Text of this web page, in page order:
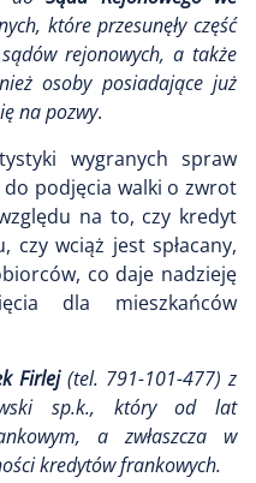
które przesunęły część
rejonowych, a także
osoby posiadające już
na pozwy.
wygranych spraw
podjęcia walki o zwrot
na to, czy kredyt
czy wciąż jest spłacany,
co daje nadzieję
dla mieszkańców
Firlej(tel. 791-101-477) z
sp.k., który od lat
a zwłaszcza w
kredytów frankowych.